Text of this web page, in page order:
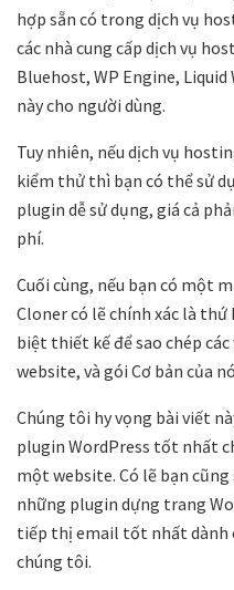
hợp sẵn có trong dịch vụ
các nhà cung cấp dịch vụ
Bluehost, WP Engine, Liquid
này cho người dùng.
Tuy nhiên, nếu dịch vụ
kiểm thử thì bạn có thể sử
plugin dễ sử dụng, giá cả
phí.
Cuối cùng, nếu bạn có một
Cloner có lẽ chính xác là thứ
biệt thiết kế để sao chép
website, và gói Cơ bản của
Chúng tôi hy vọng bài viết
plugin WordPress tốt nhất
một website. Có lẽ bạn
những plugin dựng trang
tiếp thị email tốt nhất dành
chúng tôi.